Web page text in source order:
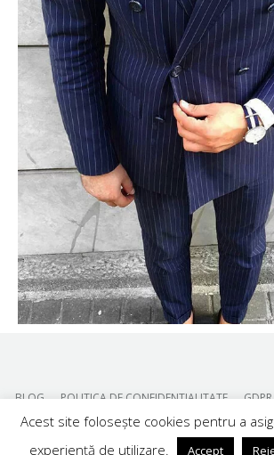
BLOG POLITICA DE CONFIDENTIALITATE GDPR
Acest site folosește cookies pentru a
experiență de utilizare.
Accept